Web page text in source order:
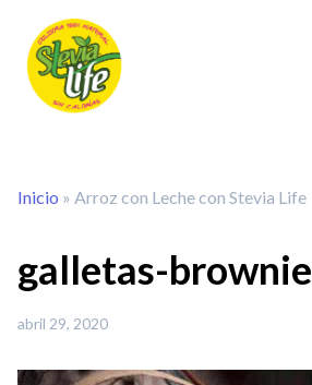
Inicio » Arroz con Leche con Stevia Life
galletas-brownie
abril 29, 2020